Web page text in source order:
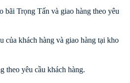
bãi Trọng Tấn và giao hàng theo yêu
của khách hàng và giao hàng tại kho
theo yêu cầu khách hàng.